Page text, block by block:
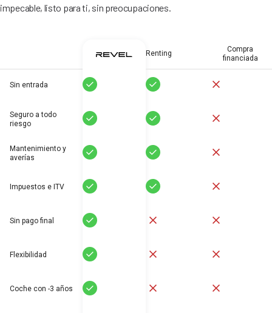
impecable, listo para ti, sin preocupaciones.
Renting
Compra
financiada
Sin entrada Sí Sí
Seguro a todo
riesgo
Sí Sí
Mantenimiento y
averías
Sí Sí
Impuestos e ITV Sí Sí
Sin pago final Sí
Flexibilidad Sí
Coche con -3 años Sí